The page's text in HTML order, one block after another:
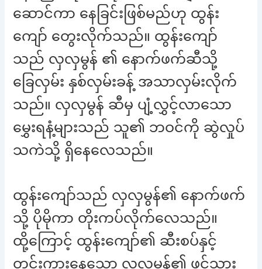
ဆောင်ကာ နေခြင်းဖြစ်မည်ဟု ထွန်း
ကျော် တွေးလိုက်သည်။ ထွန်းကျော်
သည် လှလှမွန် ၏ နောက်ဖက်ဆီသို့
ခြေလှမ်း နှစ်လှမ်းခန့် အသာလှမ်းလိုက်
သည်။ လှလှမွန် ဆီမှ ပျံ့လွှင့်လာသော
မွှေးရနံ့များသည် သူ၏ ဘဝင်ကို ဆွဲလှုပ်
သကဲသို့ ရှိနေလေသည်။
ထွန်းကျော်သည် လှလှမွန်၏ နောက်ဖက်
သို့ ပိုမိုကာ တိုးကပ်လိုက်လေသည်။
ထို့ကြောင့် ထွန်းကျော်၏ ဆီးစပ်နှင့်
တင်းကားနေသော လှလှမွန်၏ ဖင်သား